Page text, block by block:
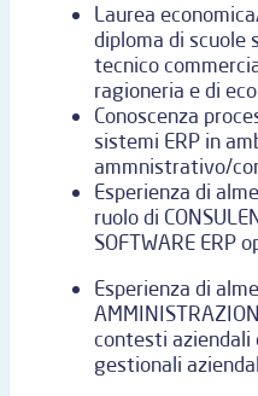
Laurea
diploma di scuole
tecnico
ragioneria e di
Conoscenza
sistemi ERP in
ammnistrativo/
Esperienza di
ruolo di
SOFTWARE ERP
Esperienza di
contesti
gestionali